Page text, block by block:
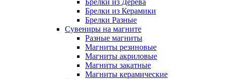
Брелки из Дерева
Брелки из Керамики
Брелки Разные
Сувениры на магните
Разные магниты
Магниты резиновые
Магниты акриловые
Магниты закатные
Магниты керамические